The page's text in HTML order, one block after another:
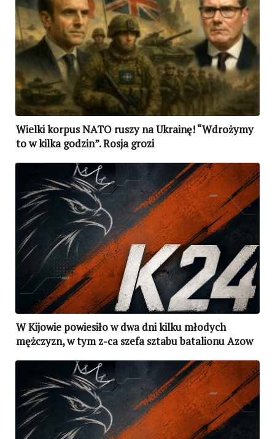
Wielki korpus NATO ruszy na Ukrainę! “Wdrożymy
to w kilka godzin”. Rosja grozi
W Kijowie powiesiło w dwa dni kilku młodych
mężczyzn, w tym z-ca szefa sztabu batalionu Azow